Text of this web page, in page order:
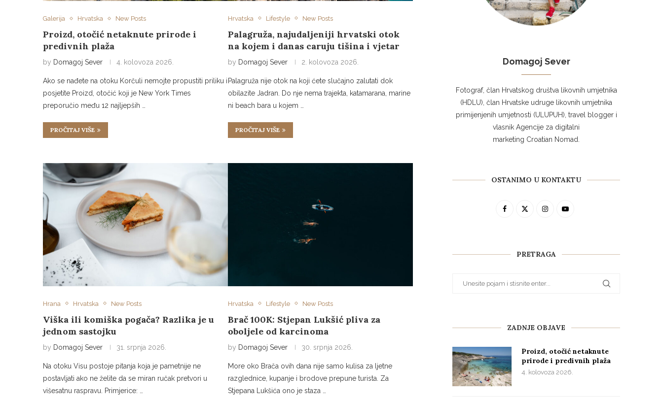
Galerija Hrvatska New Posts
Proizd, otočić netaknute prirode i
predivnih plaža
by Domagoj Sever 4. kolovoza 2026.
Ako se nađete na otoku Korčuli nemojte propustiti priliku i
posjetite Proizd, otočić koji je New York Times
preporučio među 12 najljepših …
PROČITAJ VIŠE
Hrvatska Lifestyle New Posts
Palagruža, najudaljeniji hrvatski otok
na kojem i danas caruju tišina i vjetar
by Domagoj Sever 2. kolovoza 2026.
Palagruža nije otok na koji ćete slučajno zalutati dok
obilazite Jadran. Do nje nema trajekta, katamarana, marine
ni beach bara u kojem …
PROČITAJ VIŠE
Hrana Hrvatska New Posts
Viška ili komiška pogača? Razlika je u
jednom sastojku
by Domagoj Sever 31. srpnja 2026.
Na otoku Visu postoje pitanja koja je pametnije ne
postavljati ako ne želite da se miran ručak pretvori u
višesatnu raspravu. Primjerice: …
Hrvatska Lifestyle New Posts
Brač 100K: Stjepan Lukšić pliva za
oboljele od karcinoma
by Domagoj Sever 30. srpnja 2026.
More oko Brača ovih dana nije samo kulisa za ljetne
razglednice, kupanje i brodove prepune turista. Za
Stjepana Lukšića ono je staza …
Domagoj Sever
Fotograf, član Hrvatskog društva likovnih umjetnika
(HDLU), član Hrvatske udruge likovnih umjetnika
primijenjenih umjetnosti (ULUPUH), travel blogger i
vlasnik Agencije za digitalni
marketing Croatian Nomad.
OSTANIMO U KONTAKTU
PRETRAGA
ZADNJE OBJAVE
Proizd, otočić netaknute
prirode i predivnih plaža
4. kolovoza 2026.